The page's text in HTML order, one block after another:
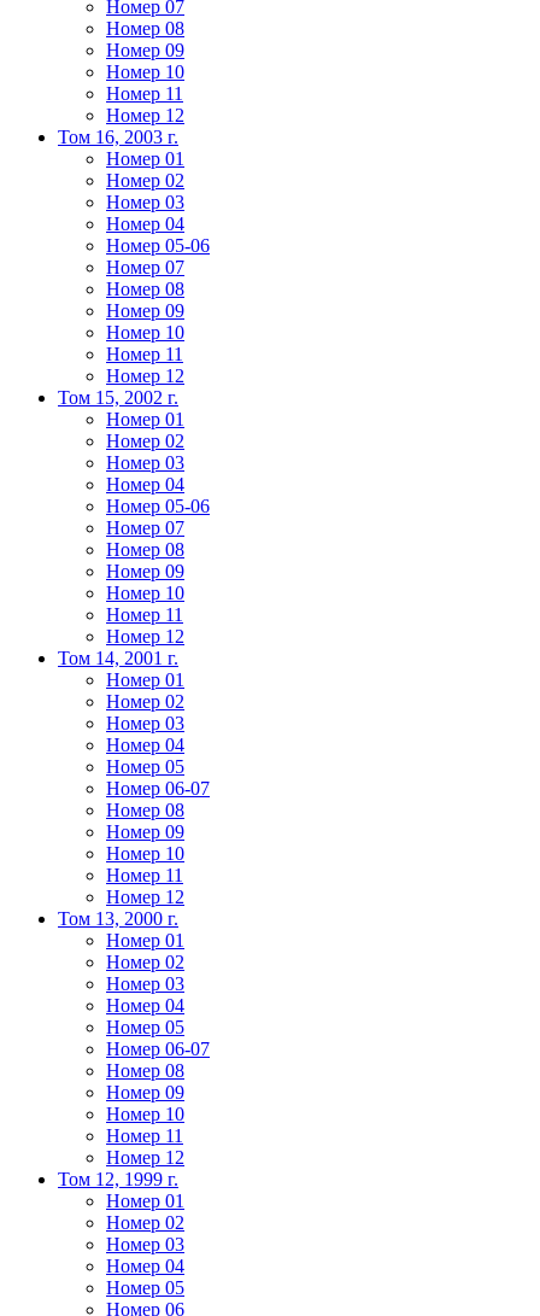
Номер 07
Номер 08
Номер 09
Номер 10
Номер 11
Номер 12
Том 16, 2003 г.
Номер 01
Номер 02
Номер 03
Номер 04
Номер 05-06
Номер 07
Номер 08
Номер 09
Номер 10
Номер 11
Номер 12
Том 15, 2002 г.
Номер 01
Номер 02
Номер 03
Номер 04
Номер 05-06
Номер 07
Номер 08
Номер 09
Номер 10
Номер 11
Номер 12
Том 14, 2001 г.
Номер 01
Номер 02
Номер 03
Номер 04
Номер 05
Номер 06-07
Номер 08
Номер 09
Номер 10
Номер 11
Номер 12
Том 13, 2000 г.
Номер 01
Номер 02
Номер 03
Номер 04
Номер 05
Номер 06-07
Номер 08
Номер 09
Номер 10
Номер 11
Номер 12
Том 12, 1999 г.
Номер 01
Номер 02
Номер 03
Номер 04
Номер 05
Номер 06